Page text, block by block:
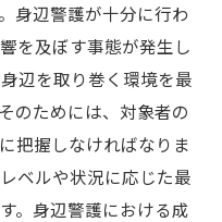
身辺警護が十分に行わ
を及ぼす事態が発生し
辺を取り巻く環境を最
のためには、対象者の
把握しなければなりま
ベルや状況に応じた最
。身辺警護における成